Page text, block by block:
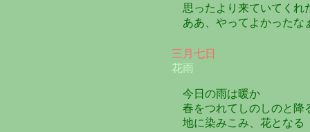
思ったより来ていてくれ
ああ、やってよかったな
三月七日
花雨
今日の雨は暖か
春をつれてしのしのと降
地に染みこみ、花となる